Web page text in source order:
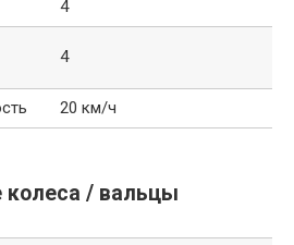
4
4
20 км/ч
колеса / вальцы